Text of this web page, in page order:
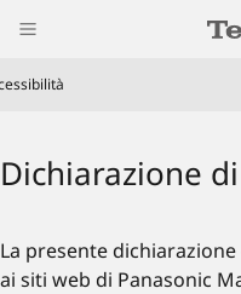
Dichiarazione
La presente
ai siti web di Panasonic